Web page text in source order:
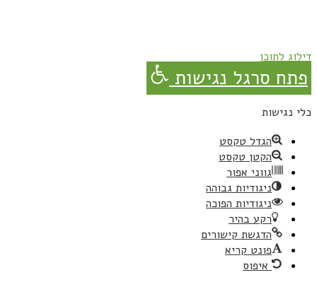
דילוג לתוכן
פתח סרגל נגישות
כלי נגישות
הגדל טקסט
הקטן טקסט
גווני אפור
ניגודיות גבוהה
ניגודיות הפוכה
רקע בהיר
הדגשת קישורים
פונט קריא
איפוס